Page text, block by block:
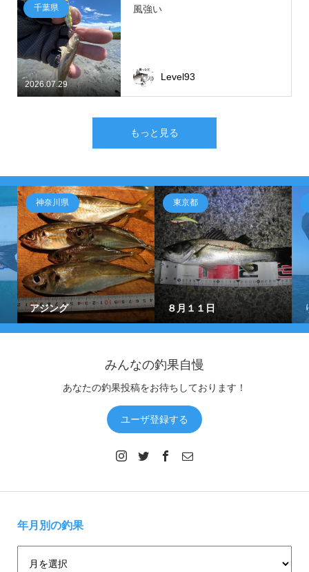
2026.07.29
千葉県 風強い
Level93
もっと見る
神奈川県
アジング
東京都
８月１１日
みんなの釣果自慢
あなたの釣果投稿をお待ちしております！
ユーザ登録する
年月別の釣果